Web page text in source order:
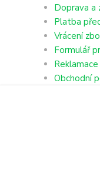
Doprava a
Platba
Vrácení
Formulář
Obchodní